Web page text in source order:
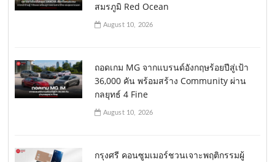
สมรภูมิ Red Ocean
August 10, 2026
ถอดเกม MG จากแบรนด์อังกฤษร้อยปีสู่เป้า
36,000 คัน พร้อมสร้าง Community ผ่าน
กลยุทธ์ 4 Fine
August 10, 2026
กรุงศรี คอนซูมเมอร์ชวนเจาะพฤติกรรมผู้